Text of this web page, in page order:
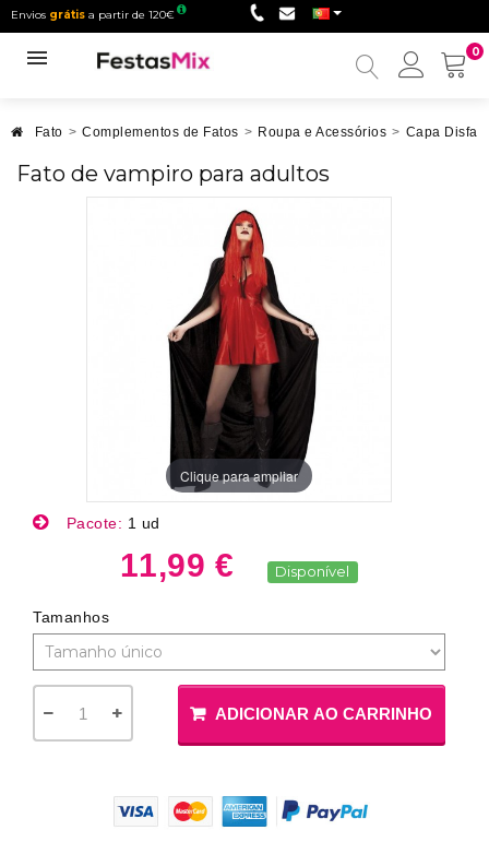
Envios grátis a partir de 120€
0
Minha
Fato > Complementos de Fatos > Roupa e Acessórios > Capa
Fato de vampiro para adultos
Clique para ampliar
Pacote: 1 ud
11,99 € Disponível
Tamanhos
ADICIONAR AO CARRINHO